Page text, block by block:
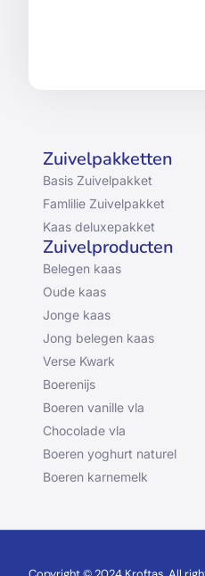
Zuivelpakketten
Basis Zuivelpakket
Famlilie Zuivelpakket
Kaas deluxepakket
Zuivelproducten
Belegen kaas
Oude kaas
Jonge kaas
Jong belegen kaas
Verse Kwark
Boerenijs
Boeren vanille vla
Chocolade vla
Boeren yoghurt naturel
Boeren karnemelk